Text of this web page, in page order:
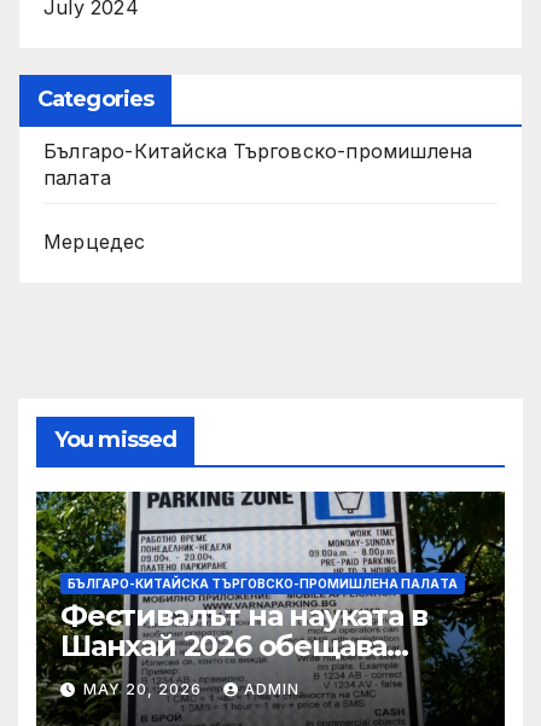
July 2024
Categories
Българо-Китайска Търговско-промишлена
палaта
Мерцедес
You missed
БЪЛГАРО-КИТАЙСКА ТЪРГОВСКО-ПРОМИШЛЕНА ПАЛAТА
Фестивалът на науката в
Шанхай 2026 обещава
вълнуващи научно-
технологични иновации
MAY 20, 2026 ADMIN